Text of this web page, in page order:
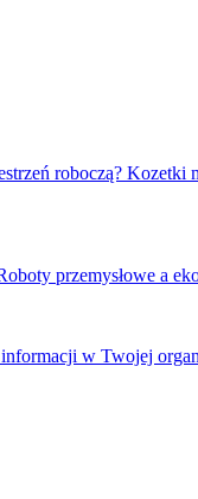
Kozetki
przemysłowe a
w Twojej